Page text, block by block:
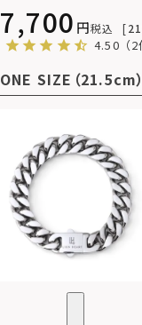
7,700 税込
4.50 （2
ONE SIZE（21.5cm）